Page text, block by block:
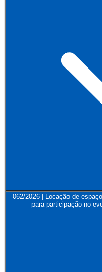
062/2026 | Locação de
para participação no